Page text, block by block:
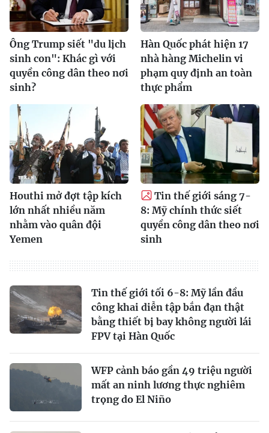
Ông Trump siết "du lịch
sinh con": Khác gì với
quyền công dân theo nơi
sinh?
Hàn Quốc phát hiện 17
nhà hàng Michelin vi
phạm quy định an toàn
thực phẩm
Houthi mở đợt tập kích
lớn nhất nhiều năm
nhằm vào quân đội
Yemen
Tin thế giới sáng 7-
8: Mỹ chính thức siết
quyền công dân theo nơi
sinh
Tin thế giới tối 6-8: Mỹ lần đầu
công khai diễn tập bắn đạn thật
bằng thiết bị bay không người lái
FPV tại Hàn Quốc
WFP cảnh báo gần 49 triệu người
mất an ninh lương thực nghiêm
trọng do El Niño